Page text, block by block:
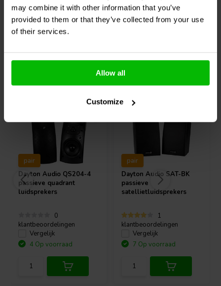
may combine it with other information that you’ve
provided to them or that they’ve collected from your use
of their services.
Allow all
Customize
3 Op voorraad
1 Op voorraad
pair
Dayton Audio QS204-4
passieve quadrant
luidsprekers
0
klantbeoordelingen
Vergelijk
4 Op voorraad
pair
Dayton Audio SAT-BK
passieve
satellietluidsprekers
1
klantbeoordelingen
Vergelijk
7 Op voorraad